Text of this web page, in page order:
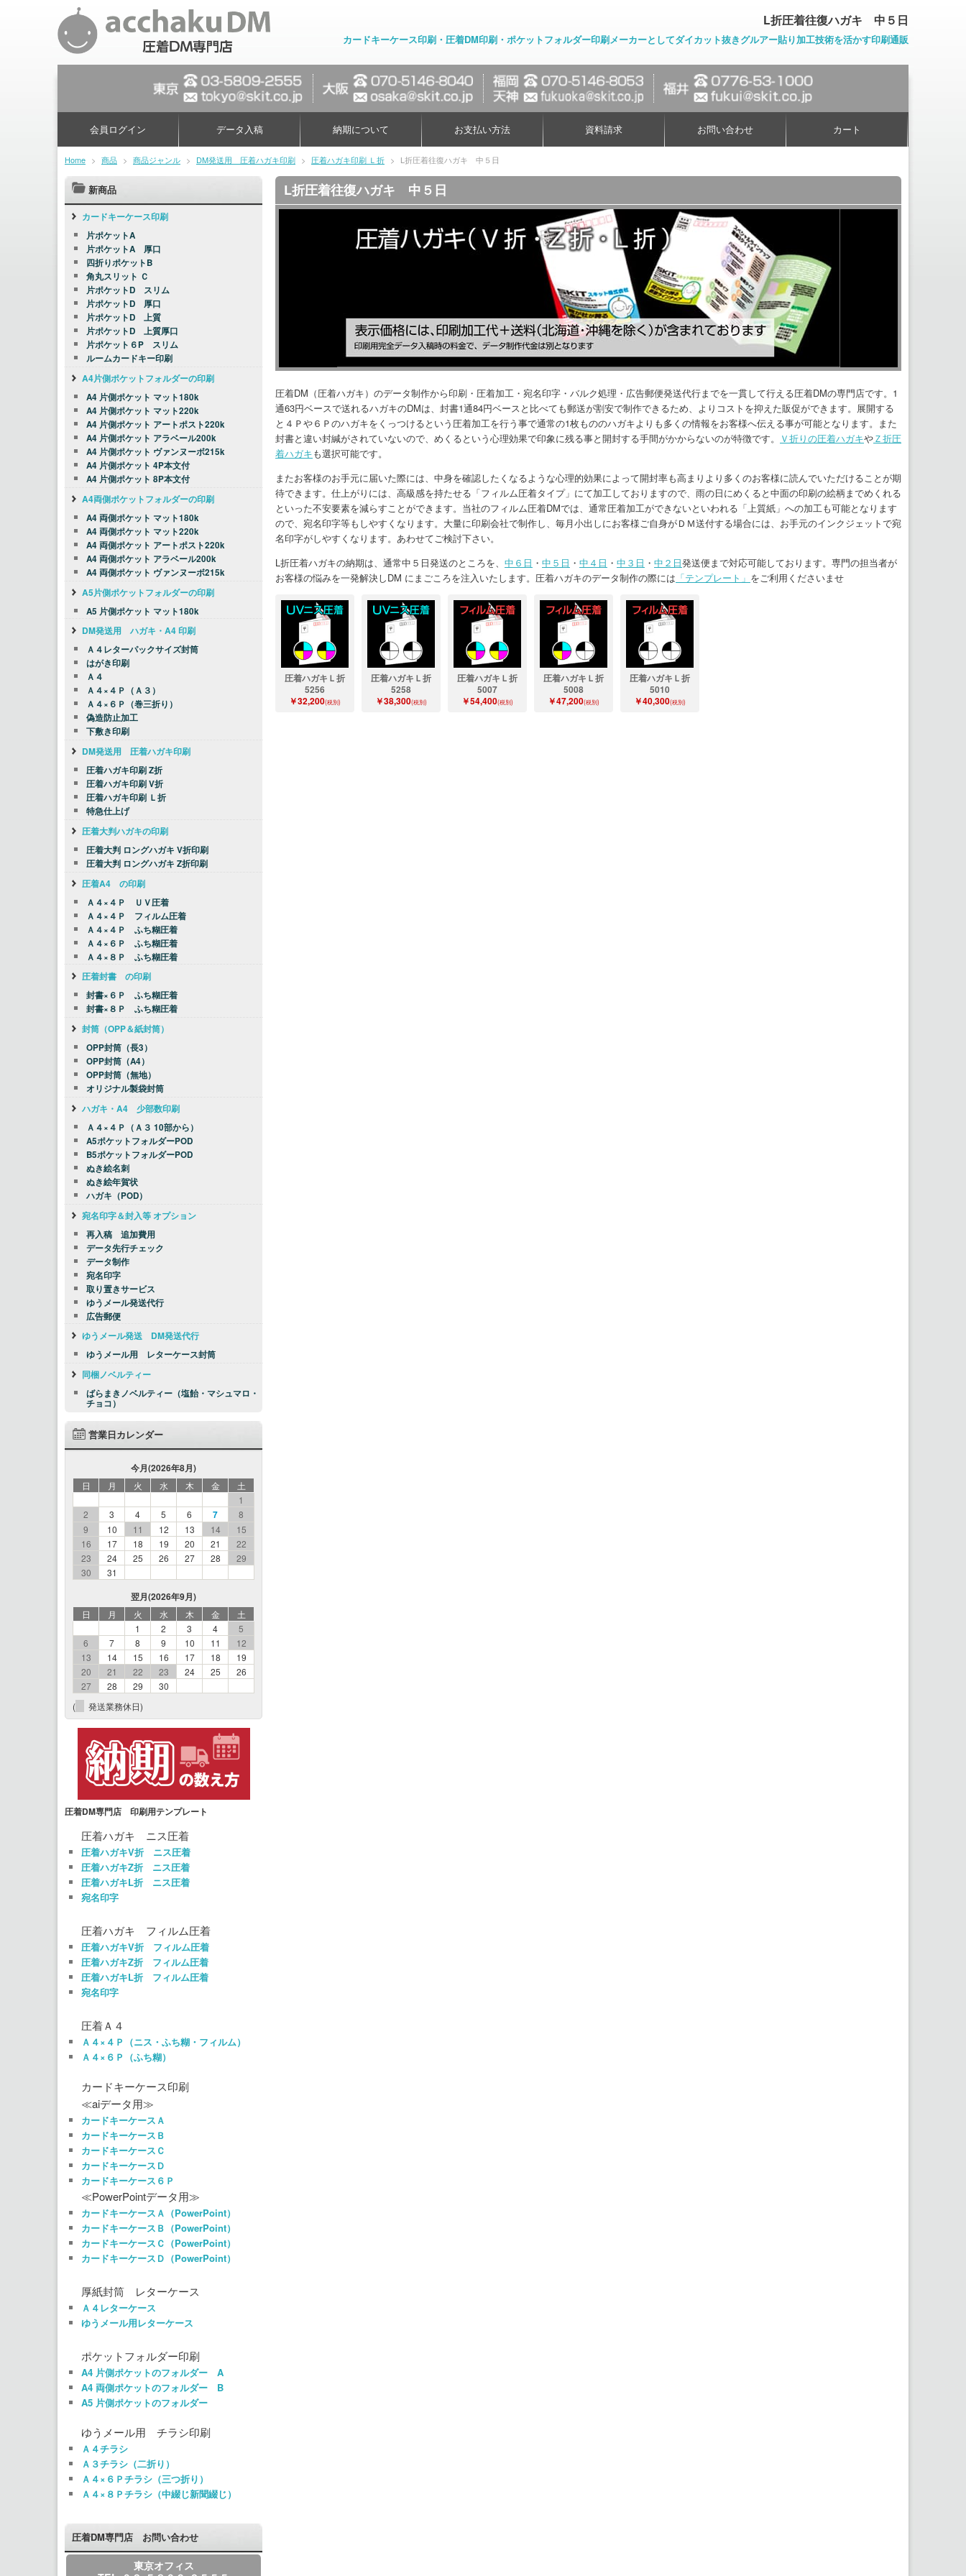
L折圧着往復ハガキ 中５日
カードキーケース印刷・圧着DM印刷・ポケットフォルダー印刷メーカーとしてダイカット抜きグルアー貼り加工技術を活かす印刷通販
会員ログイン データ入稿 納期について お支払い方法 資料請求 お問い合わせ カート
Home > 商品 > 商品ジャンル > DM発送用 圧着ハガキ印刷 > 圧着ハガキ印刷 Ｌ折 > L折圧着往復ハガキ 中５日
L折圧着往復ハガキ 中５日
圧着DM（圧着ハガキ）のデータ制作から印刷・圧着加工・宛名印字・バルク処理・広告郵便発送代行までを一貫して行える圧着DMの専門店です。1
通63円ベースで送れるハガキのDMは、封書1通84円ベースと比べても郵送が割安で制作できるため、よりコストを抑えた販促ができます。展開する
と４Ｐや６Ｐのハガキをくっつけるという圧着加工を行う事で通常の1枚もののハガキよりも多くの情報をお客様へ伝える事が可能となります。また
封書と違い封緘がされていないので、めくるという心理効果で印象に残る事と開封する手間がかからないのが特徴です。
Ｖ折りの圧着ハガキやＺ折圧
着ハガキも選択可能です。
またお客様のお手元に届いた際には、中身を確認したくなるような心理的効果によって開封率も高まりより多くのお客様に読んでいただけることが期
待できます。仕上がりには、高級感を持たせる「フィルム圧着タイプ」にて加工しておりますので、雨の日にめくると中面の印刷の絵柄までめくれる
といった不安要素を減らすことができます。当社のフィルム圧着DMでは、通常圧着加工ができないといわれる「上質紙」への加工も可能となります
ので、宛名印字等もしやすくなります。大量に印刷会社で制作し、毎月小出しにお客様ご自身がＤＭ送付する場合には、お手元のインクジェットで宛
名印字がしやすくなります。あわせてご検討下さい。
L折圧着ハガキの納期は、通常中５日発送のところを、 中６日 ・ 中５日 ・ 中４日 ・ 中３日 ・ 中２日発送便まで対応可能しております。専門の担当者が
お客様の悩みを一発解決しDM にまごころを注入いたします。圧着ハガキのデータ制作の際には 「テンプレート」 をご利用くださいませ
圧着ハガキＬ折
5256
￥32,200(税別)
圧着ハガキＬ折
5258
￥38,300(税別)
圧着ハガキＬ折
5007
￥54,400(税別)
圧着ハガキＬ折
5008
￥47,200(税別)
圧着ハガキＬ折
5010
￥40,300(税別)
新商品
カードキーケース印刷
片ポケットA
片ポケットA 厚口
四折りポケットB
角丸スリット Ｃ
片ポケットD スリム
片ポケットD 厚口
片ポケットD 上質
片ポケットD 上質厚口
片ポケット６P スリム
ルームカードキー印刷
A4片側ポケットフォルダーの印刷
A4 片側ポケット マット180k
A4 片側ポケット マット220k
A4 片側ポケット アートポスト220k
A4 片側ポケット アラベール200k
A4 片側ポケット ヴァンヌーボ215k
A4 片側ポケット 4P本文付
A4 片側ポケット 8P本文付
A4両側ポケットフォルダーの印刷
A4 両側ポケット マット180k
A4 両側ポケット マット220k
A4 両側ポケット アートポスト220k
A4 両側ポケット アラベール200k
A4 両側ポケット ヴァンヌーボ215k
A5片側ポケットフォルダーの印刷
A5 片側ポケット マット180k
DM発送用 ハガキ・A4 印刷
Ａ４レターパックサイズ封筒
はがき印刷
Ａ４
Ａ４×４Ｐ（Ａ３）
Ａ４×６Ｐ（巻三折り）
偽造防止加工
下敷き印刷
DM発送用 圧着ハガキ印刷
圧着ハガキ印刷 Z折
圧着ハガキ印刷 V折
圧着ハガキ印刷 Ｌ折
特急仕上げ
圧着大判ハガキの印刷
圧着大判 ロングハガキ V折印刷
圧着大判 ロングハガキ Z折印刷
圧着A4 の印刷
Ａ４×４Ｐ ＵＶ圧着
Ａ４×４Ｐ フィルム圧着
Ａ４×４Ｐ ふち糊圧着
Ａ４×６Ｐ ふち糊圧着
Ａ４×８Ｐ ふち糊圧着
圧着封書 の印刷
封書×６Ｐ ふち糊圧着
封書×８Ｐ ふち糊圧着
封筒（OPP＆紙封筒）
OPP封筒（長3）
OPP封筒（A4）
OPP封筒（無地）
オリジナル製袋封筒
ハガキ・A4 少部数印刷
Ａ４×４Ｐ（Ａ３ 10部から）
A5ポケットフォルダーPOD
B5ポケットフォルダーPOD
ぬき絵名刺
ぬき絵年賀状
ハガキ（POD）
宛名印字＆封入等 オプション
再入稿 追加費用
データ先行チェック
データ制作
宛名印字
取り置きサービス
ゆうメール発送代行
広告郵便
ゆうメール発送 DM発送代行
ゆうメール用 レターケース封筒
同梱ノベルティー
ばらまきノベルティー（塩飴・マシュマロ・
チョコ）
営業日カレンダー
今月(2026年8月)
日 月 火 水 木 金
土
1
2
3 4 5 6 7
8
9
10 11 12 13 14
15
16
17 18 19 20 21
22
23
24 25 26 27 28
29
30
31
翌月(2026年9月)
日 月 火 水 木 金
土
1
2 3 4
5
6
7 8 9 10 11
12
13
14 15 16 17 18
19
20
21 22 23 24 25
26
27
28 29
30
(
発送業務休日)
圧着DM専門店 印刷用テンプレート
圧着ハガキ ニス圧着
圧着ハガキV折 ニス圧着
圧着ハガキZ折 ニス圧着
圧着ハガキL折 ニス圧着
宛名印字
圧着ハガキ フィルム圧着
圧着ハガキV折 フィルム圧着
圧着ハガキZ折 フィルム圧着
圧着ハガキL折 フィルム圧着
宛名印字
圧着Ａ４
Ａ４×４Ｐ（ニス・ふち糊・フィルム）
Ａ４×６Ｐ（ふち糊）
カードキーケース印刷
≪aiデータ用≫
カードキーケースＡ
カードキーケースＢ
カードキーケースＣ
カードキーケースＤ
カードキーケース６Ｐ
≪PowerPointデータ用≫
カードキーケースＡ（PowerPoint）
カードキーケースＢ（PowerPoint）
カードキーケースＣ（PowerPoint）
カードキーケースＤ（PowerPoint）
厚紙封筒 レターケース
Ａ４レターケース
ゆうメール用レターケース
ポケットフォルダー印刷
A4 片側ポケットのフォルダー A
A4 両側ポケットのフォルダー B
A5 片側ポケットのフォルダー
ゆうメール用 チラシ印刷
Ａ４チラシ
Ａ３チラシ（二折り）
Ａ４×６Ｐチラシ（三つ折り）
Ａ４×８Ｐチラシ（中綴じ新聞綴じ）
圧着DM専門店 お問い合わせ
東京オフィス